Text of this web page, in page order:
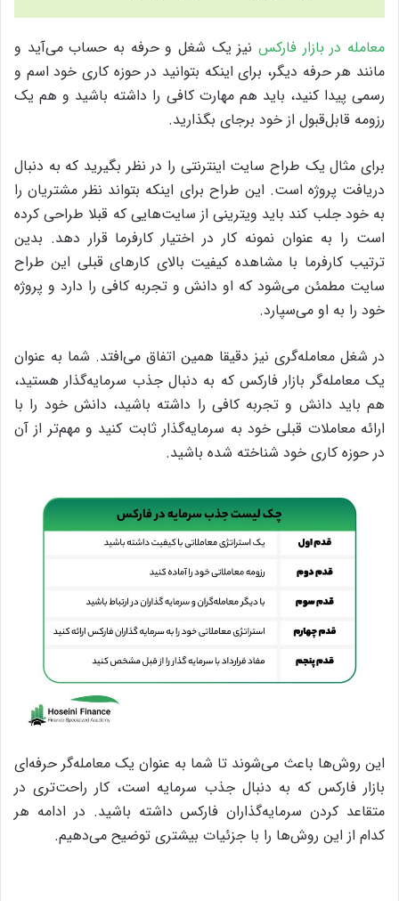
معامله در بازار فارکس نیز یک شغل و حرفه به حساب می‌آید و
مانند هر حرفه دیگر، برای اینکه بتوانید در حوزه کاری خود اسم و
رسمی پیدا کنید، باید هم مهارت کافی را داشته باشید و هم یک
رزومه قابل‌قبول از خود برجای بگذارید.
برای مثال یک طراح سایت اینترنتی را در نظر بگیرید که به دنبال
دریافت پروژه است. این طراح برای اینکه بتواند نظر مشتریان را
به خود جلب کند باید ویترینی از سایت‌هایی که قبلا طراحی کرده
است را به عنوان نمونه کار در اختیار کارفرما قرار دهد. بدین
ترتیب کارفرما با مشاهده کیفیت بالای کارهای قبلی این طراح
سایت مطمئن می‌شود که او دانش و تجربه کافی را دارد و پروژه
خود را به او می‌سپارد.
در شغل معامله‌گری نیز دقیقا همین اتفاق می‌افتد. شما به عنوان
یک معامله‌گر بازار فارکس که به دنبال جذب سرمایه‌گذار هستید،
هم باید دانش و تجربه کافی را داشته باشید، دانش خود را با
ارائه معاملات قبلی خود به سرمایه‌گذار ثابت کنید و مهم‌تر از آن
در حوزه کاری خود شناخته شده باشید.
این روش‌ها باعث می‌شوند تا شما به عنوان یک معامله‌گر حرفه‌ای
بازار فارکس که به دنبال جذب سرمایه است، کار راحت‌تری در
متقاعد کردن سرمایه‌گذاران فارکس داشته باشید. در ادامه هر
کدام از این روش‌ها را با جزئیات بیشتری توضیح می‌دهیم.